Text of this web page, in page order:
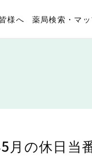
様へ 薬局検索・マ
月の休日当